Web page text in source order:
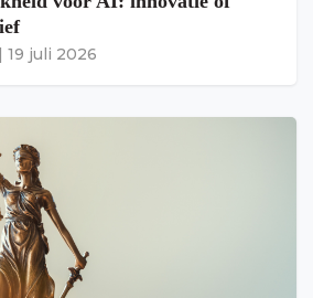
| 19 juli 2026